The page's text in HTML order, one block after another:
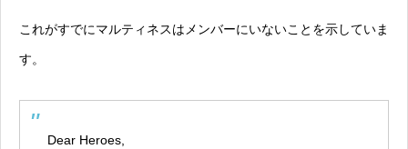
これがすでにマルティネスはメンバーにいないことを示していま
す。
Dear Heroes,